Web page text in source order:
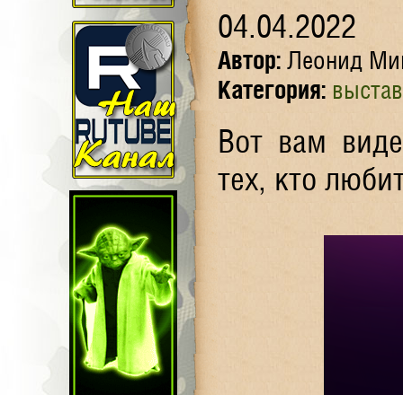
04.04.2022
Автор: Леонид
Категория:
Вот вам
тех, кто